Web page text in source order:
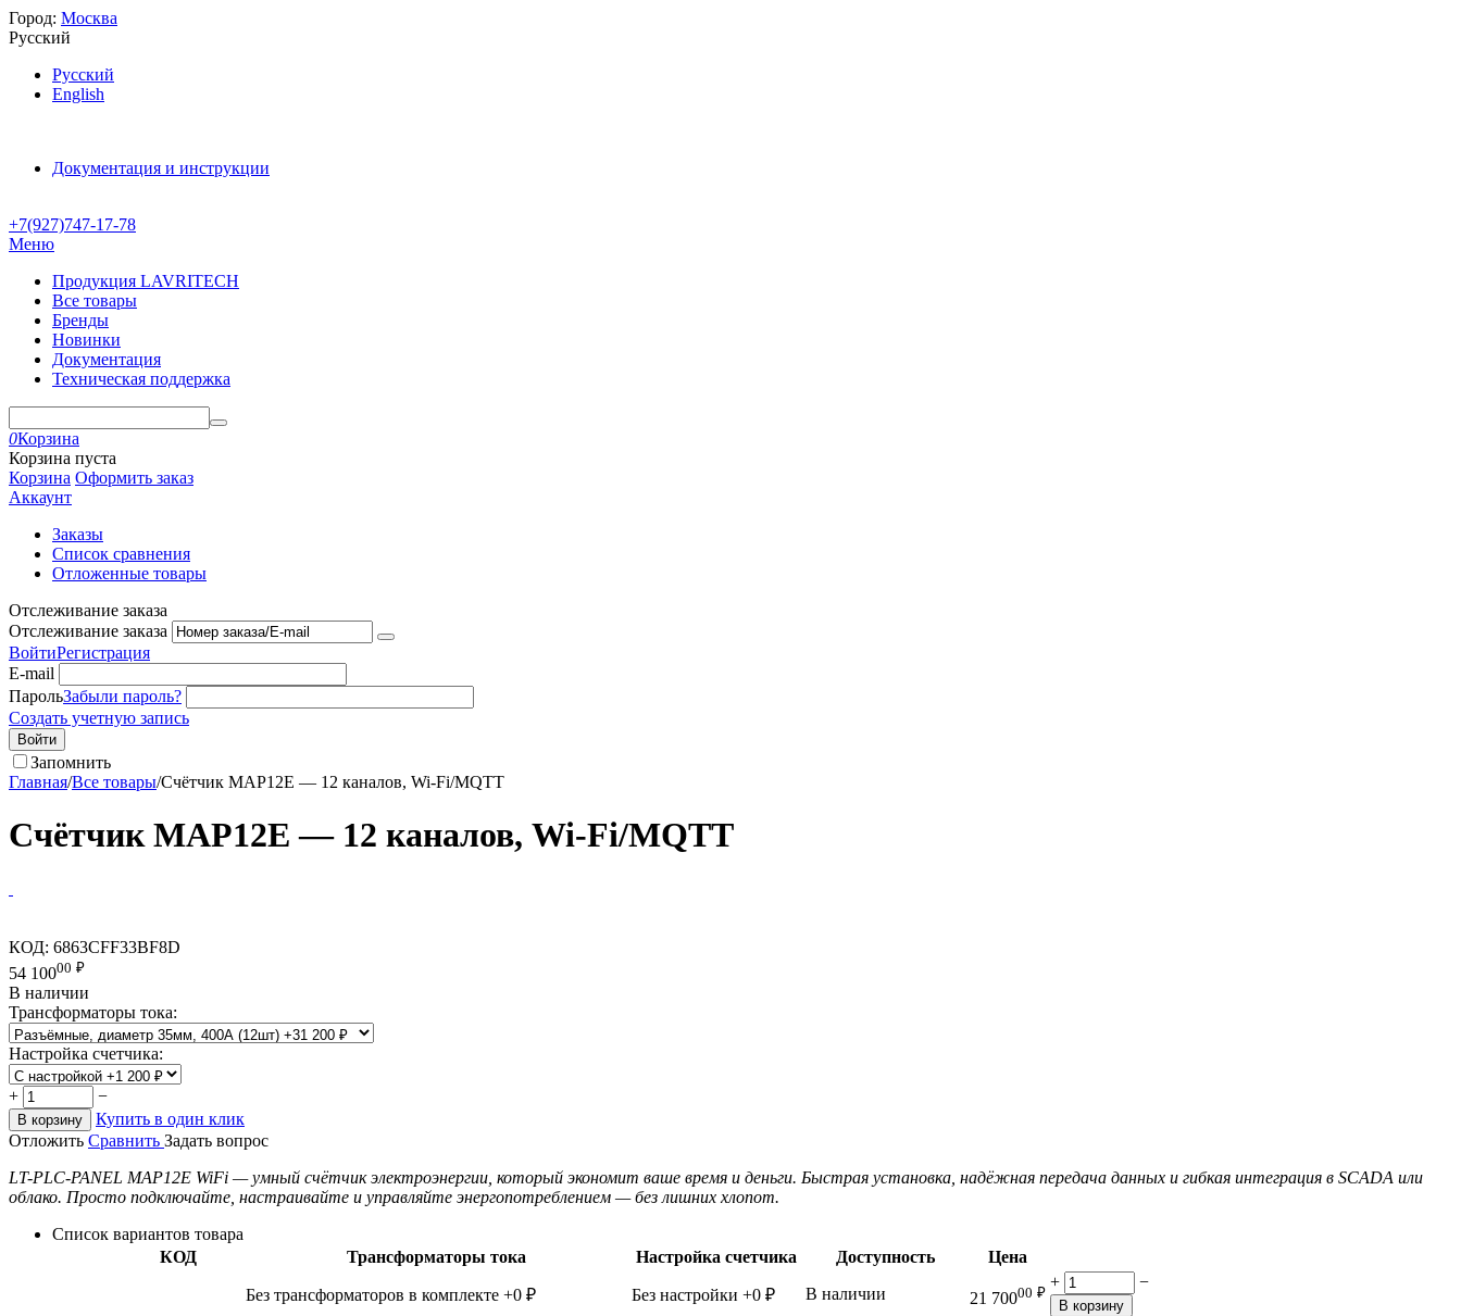
Город: Москва
Русский
Русский
English
Документация и инструкции
+7(927)747-17-78
Меню
Продукция LAVRITECH
Все товары
Бренды
Новинки
Документация
Техническая поддержка
0Корзина
Корзина пуста
Корзина Оформить заказ
Аккаунт
Заказы
Список сравнения
Отложенные товары
Отслеживание заказа
Отслеживание заказа
ВойтиРегистрация
E-mail
ПарольЗабыли пароль?
Создать учетную запись
Войти
Запомнить
Главная/Все товары/Счётчик MAP12E — 12 каналов, Wi-Fi/MQTT
Счётчик MAP12E — 12 каналов, Wi-Fi/MQTT
КОД: 6863CFF33BF8D
54 10000 ₽
В наличии
Трансформаторы тока:
Настройка счетчика:
+ −
В корзину
Купить в один клик
Отложить Сравнить Задать вопрос
LT-PLC-PANEL MAP12E WiFi — умный счётчик электроэнергии, который экономит ваше время и деньги. Быстрая установка, надёжная передача данных и гибкая интеграция в SCADA или
облако. Просто подключайте, настраивайте и управляйте энергопотреблением — без лишних хлопот.
Список вариантов товара
КОД
Трансформаторы тока Настройка счетчика Доступность Цена
Без трансформаторов в комплекте +0 ₽ Без настройки +0 ₽ В наличии 21 70000 ₽
+ −
В корзину